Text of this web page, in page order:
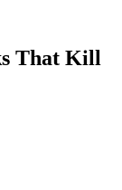
That Kill